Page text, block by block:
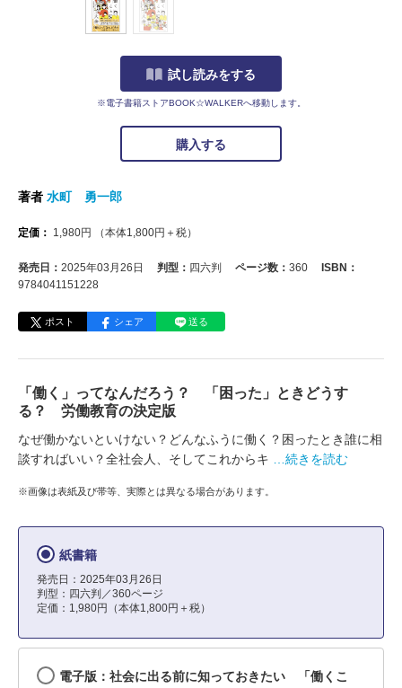
試し読みをする
※電子書籍ストアBOOK☆WALKERへ移動します。
購入する
著者 水町 勇一郎
定価： 1,980円 （本体1,800円＋税）
発売日： 2025年03月26日 判型： 四六判 ページ数： 360
ISBN：
9784041151228
ポスト シェア 送る
「働く」ってなんだろう？ 「困った」ときどうす
る？ 労働教育の決定版
なぜ働かないといけない？どんなふうに働く？困ったとき誰に相
談すればいい？全社会人、そしてこれからキ
…続きを読む
※画像は表紙及び帯等、実際とは異なる場合があります。
紙書籍
発売日：2025年03月26日
判型：四六判／360ページ
定価：1,980円（本体1,800円＋税）
電子版：社会に出る前に知っておきたい 「働くこ